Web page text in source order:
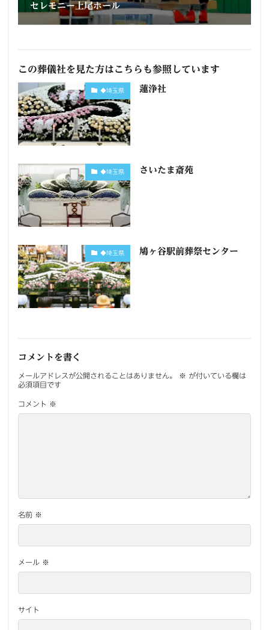
セレモニー上尾ホール
この葬儀社を見た方はこちらも参照しています
◆埼玉県 蓮浄社
◆埼玉県 さいたま斎苑
◆埼玉県 鳩ヶ谷駅前葬祭センター
コメントを書く
メールアドレスが公開されることはありません。 ※ が付いている欄は
必須項目です
コメント ※
名前 ※
メール ※
サイト